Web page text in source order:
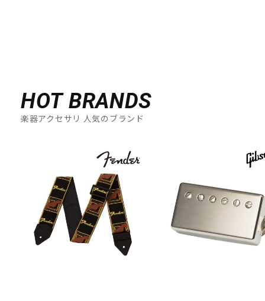
HOT BRANDS
楽器アクセサリ 人気のブランド